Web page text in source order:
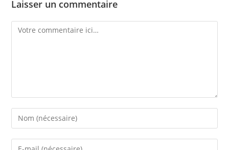
Laisser un commentaire